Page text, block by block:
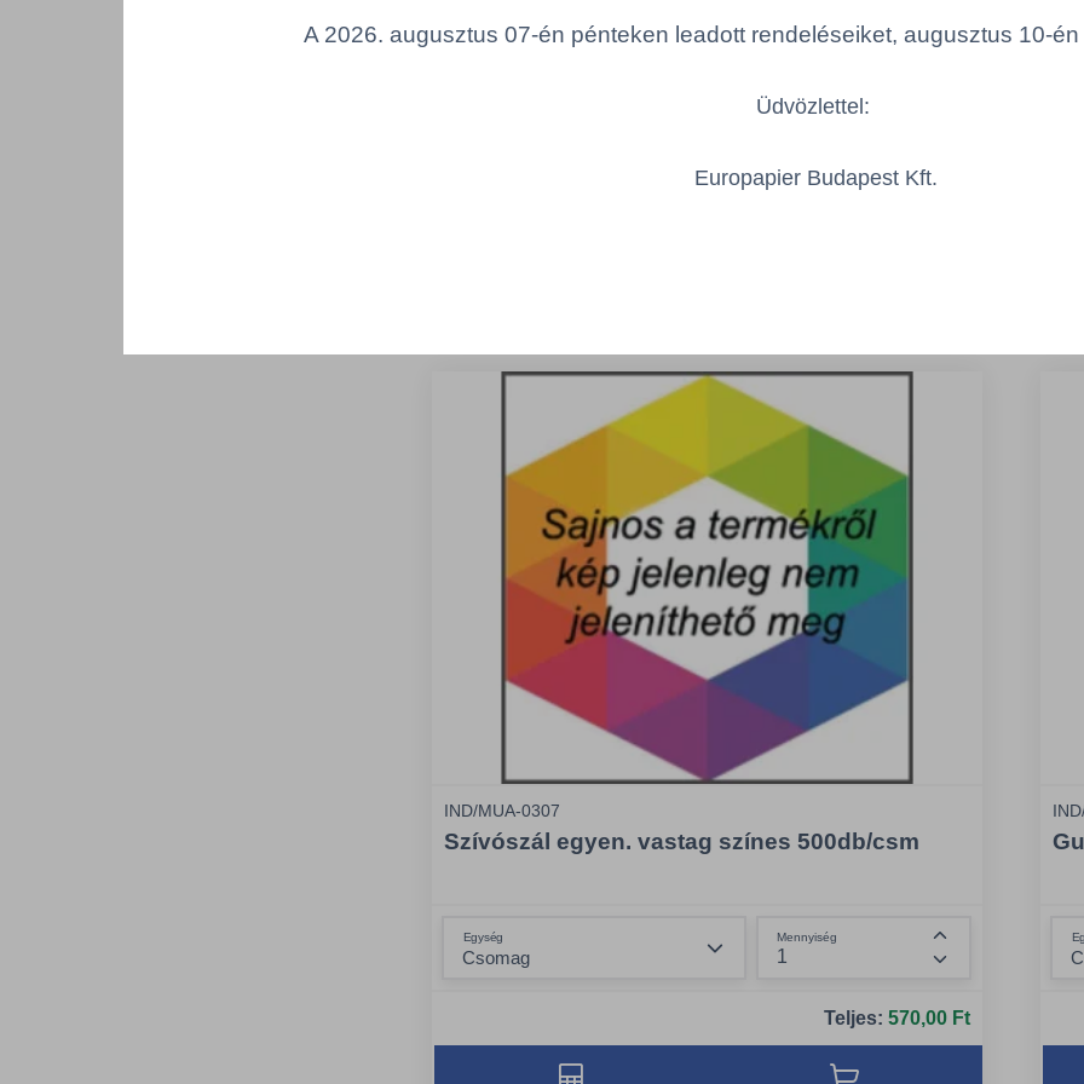
Mennyiség
Összeg csökkentése
Teljes:
IND/MUA-0307
Szívószál egyen. vastag színes 500db/csm
Egység Mennyiség
Összeg növelése
Teljes: 570,00 Ft
A 2026. augusztus 07-én pénteken leadott rendeléseiket, augusztus 10-
Üdvözlettel:
Europapier Budapest Kft.